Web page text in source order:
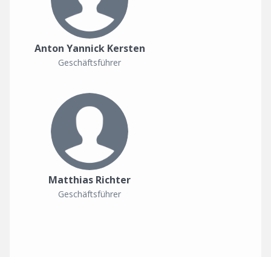
Anton Yannick Kersten
Geschäftsführer
Matthias Richter
Geschäftsführer